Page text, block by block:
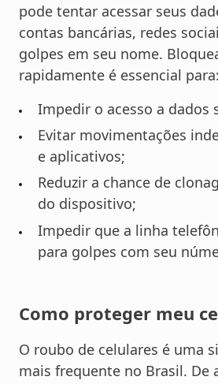
pode tentar acessar seus
contas bancárias, redes
golpes em seu nome.
rapidamente é essencial para:
Impedir o acesso a dados
Evitar movimentações
e aplicativos;
Reduzir a chance de
do dispositivo;
Impedir que a linha
para golpes com seu
Como proteger meu
O roubo de celulares é uma
mais frequente no Brasil. De